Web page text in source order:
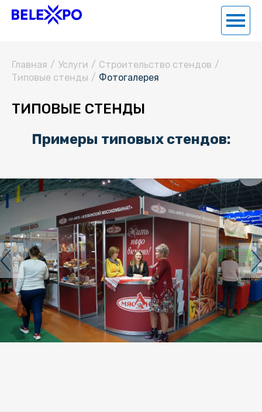
Главная / Услуги / Строительство стендов /
Типовые стенды / Фотогалерея
ТИПОВЫЕ СТЕНДЫ
Примеры типовых стендов: